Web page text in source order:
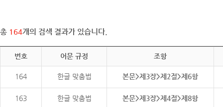
총 164개의 검색 결과가 있습니다.
번호 어문 규정 조항
164 한글 맞춤법 본문>제3장>제2절>제6항
163 한글 맞춤법 본문>제3장>제4절>제8항